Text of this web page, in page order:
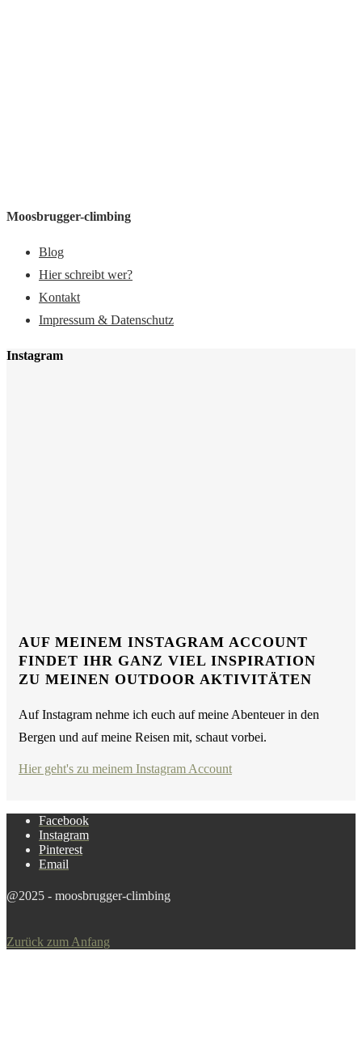
Moosbrugger-climbing
Blog
Hier schreibt wer?
Kontakt
Impressum & Datenschutz
Instagram
AUF MEINEM INSTAGRAM ACCOUNT
FINDET IHR GANZ VIEL INSPIRATION
ZU MEINEN OUTDOOR AKTIVITÄTEN
Auf Instagram nehme ich euch auf meine Abenteuer in den
Bergen und auf meine Reisen mit, schaut vorbei.
Hier geht's zu meinem Instagram Account
Facebook
Instagram
Pinterest
Email
@2025 - moosbrugger-climbing
Zurück zum Anfang